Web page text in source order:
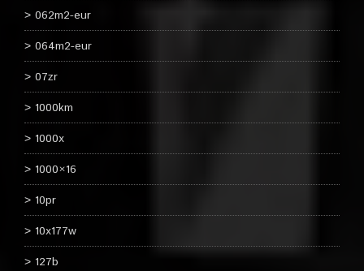
062m2-eur
064m2-eur
07zr
1000km
1000x
1000×16
10pr
10x177w
127b